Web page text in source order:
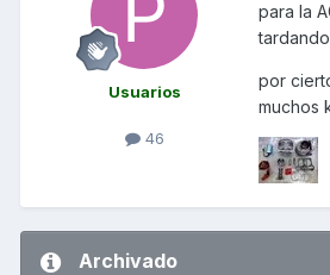
Usuarios
46
para la
por
muchos
Archivado